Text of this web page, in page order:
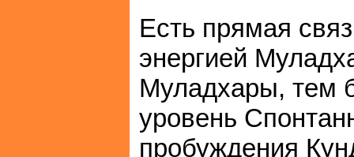
Есть прямая
энергией
Муладхары, тем
уровень
пробуждения